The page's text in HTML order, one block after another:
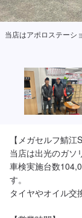
当店はアポロステーシ
【メガセルフ鯖江
当店は出光のガソ
車検実施台数
す。
タイヤやオイル交